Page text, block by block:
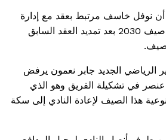
نوفل خاسف مرتبط بعقد مع إدارة
صيف 2030 بعد تمديد العقد السابق
الرياضي الجديد جابر نعمون يرفض
في تشكيلة الفريق وهو الذي
هذا الصيف لإعادة النادي إلى سكة